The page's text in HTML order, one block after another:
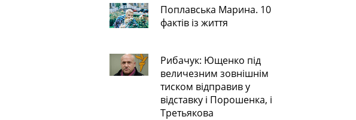
Поплавська Марина. 10
фактів із життя
Рибачук: Ющенко під
величезним зовнішнім
тиском відправив у
відставку і Порошенка, і
Третьякова